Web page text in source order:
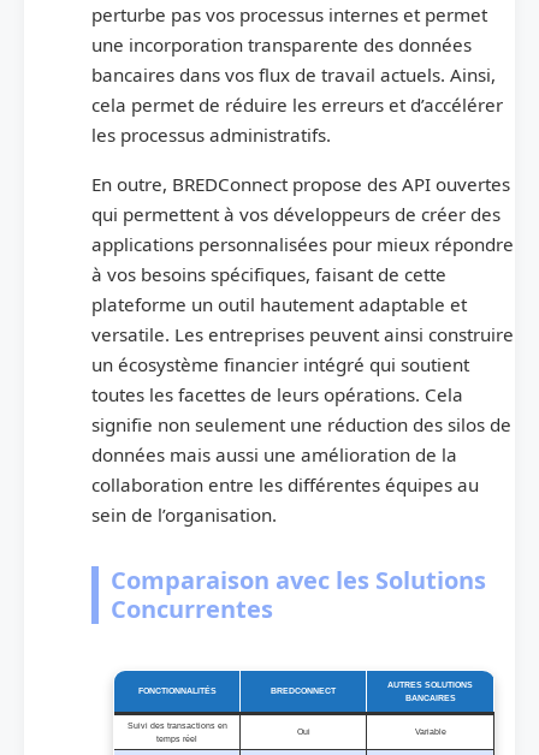
perturbe pas vos processus internes et permet
une incorporation transparente des données
bancaires dans vos flux de travail actuels. Ainsi,
cela permet de réduire les erreurs et d’accélérer
les processus administratifs.
En outre, BREDConnect propose des API ouvertes
qui permettent à vos développeurs de créer des
applications personnalisées pour mieux répondre
à vos besoins spécifiques, faisant de cette
plateforme un outil hautement adaptable et
versatile. Les entreprises peuvent ainsi construire
un écosystème financier intégré qui soutient
toutes les facettes de leurs opérations. Cela
signifie non seulement une réduction des silos de
données mais aussi une amélioration de la
collaboration entre les différentes équipes au
sein de l’organisation.
Comparaison avec les Solutions
Concurrentes
FONCTIONNALITÉS BREDCONNECT
AUTRES SOLUTIONS
BANCAIRES
Suivi des transactions en
temps réel
Oui Variable